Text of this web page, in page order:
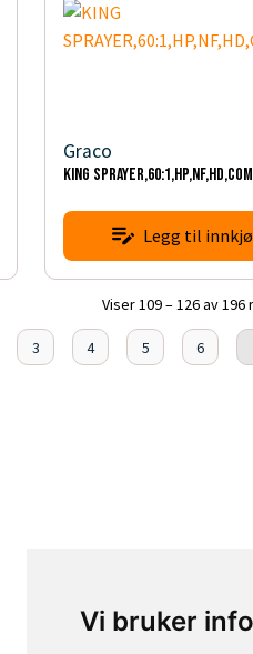
Vi bruker
Graco
KING
Legg til
Viser 109 – 126 av
3 4 5 6